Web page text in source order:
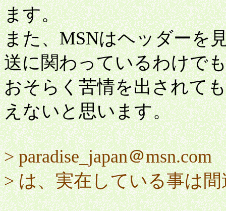
ます。
また、MSNはヘッダーを
送に関わっているわけで
おそらく苦情を出されて
えないと思います。
> paradise_japan＠msn.com
> は、実在している事は